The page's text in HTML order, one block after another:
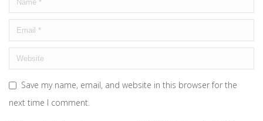
Save my name, email, and website in this browser for the
next time I comment.